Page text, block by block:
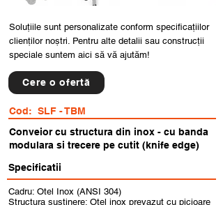
Soluțiile sunt personalizate conform specificațiilor
clienților noștri. Pentru alte detalii sau construcții
speciale suntem aici să vă ajutăm!
Cere o ofertă
Cod: SLF - TBM
Conveior cu structura din inox - cu banda
modulara si trecere pe cutit (knife edge)
Specificatii
Cadru: Otel Inox (ANSI 304)
Structura sustinere: Otel inox prevazut cu picioare